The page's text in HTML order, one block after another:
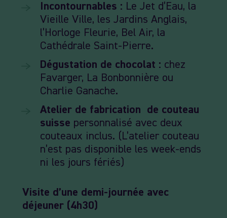
Incontournables : Le Jet d’Eau, la
Vieille Ville, les Jardins Anglais,
l’Horloge Fleurie, Bel Air, la
Cathédrale Saint-Pierre.
Dégustation de chocolat : chez
Favarger, La Bonbonnière ou
Charlie Ganache.
Atelier de fabrication de couteau
suisse personnalisé avec deux
couteaux inclus. (L’atelier couteau
n’est pas disponible les week-ends
ni les jours fériés)
Visite d’une demi-journée avec
déjeuner (4h30)